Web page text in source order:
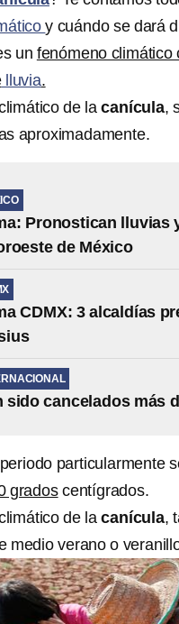
y cuándo se dará
un fenómeno climático
lluvia.
de la canícula,
aproximadamente.
Pronostican lluvias
de México
CDMX: 3 alcaldías
sido cancelados más
particularmente
gradoscentígrados.
de lacanícula,
medio verano o